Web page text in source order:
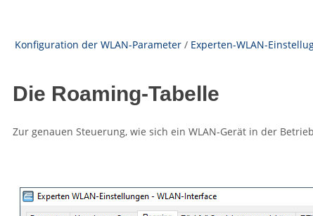
Konfiguration der WLAN-Parameter / Experten-WLAN-
Die Roaming-Tabelle
Zur genauen Steuerung, wie sich ein WLAN-Gerät in der